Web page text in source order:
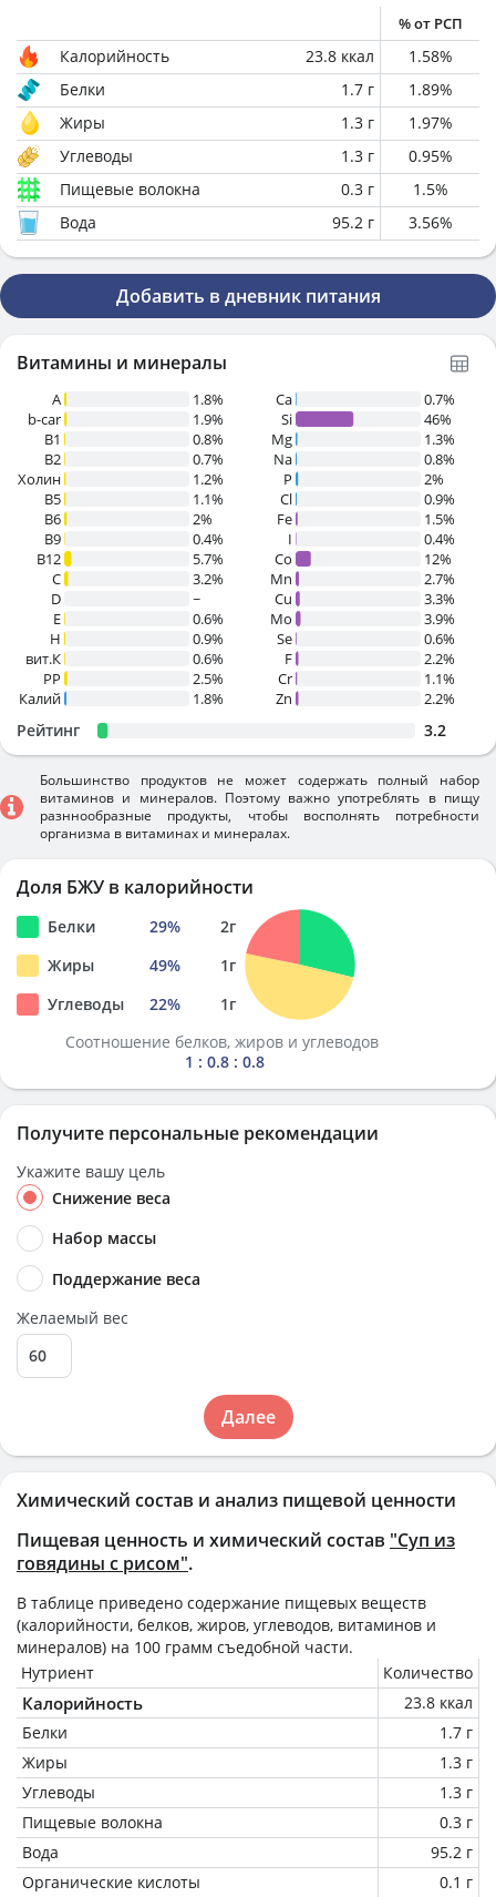
Химический состав и анализ пищевой ценности
Пищевая ценность и химический состав "Суп из
говядины с рисом".
В таблице приведено содержание пищевых веществ
(калорийности, белков, жиров, углеводов, витаминов и
минералов) на 100 грамм съедобной части.
Нутриент
Количество
Калорийность
23.8 ккал
Белки
1.7 г
Жиры
1.3 г
Углеводы
1.3 г
Пищевые волокна
0.3 г
Вода
95.2 г
Органические кислоты
0.1 г
% от РСП
Калорийность 23.8 ккал 1.58%
Белки
1.7 г 1.89%
Жиры
1.3 г 1.97%
Углеводы
1.3 г 0.95%
Пищевые волокна
0.3 г 1.5%
Вода
95.2 г 3.56%
Добавить в дневник питания
Витамины и минералы
A
1.8%
b-car
1.9%
В1
0.8%
B2
0.7%
Холин
1.2%
B5
1.1%
B6
2%
B9
0.4%
B12
5.7%
C
3.2%
D
~
E
0.6%
H
0.9%
вит.К
0.6%
PP
2.5%
Калий
1.8%
Ca
0.7%
Si
46%
Mg
1.3%
Na
0.8%
P
2%
Cl
0.9%
Fe
1.5%
I
0.4%
Co
12%
Mn
2.7%
Cu
3.3%
Mo
3.9%
Se
0.6%
F
2.2%
Cr
1.1%
Zn
2.2%
Рейтинг 3.2
Большинство продуктов не может содержать полный набор
витаминов и минералов. Поэтому важно употреблять в пищу
разннообразные продукты, чтобы восполнять потребности
организма в витаминах и минералах.
Доля БЖУ в калорийности
Белки 29% 2г
Жиры
49% 1г
Углеводы
22% 1г
Соотношение белков, жиров и углеводов
1 : 0.8 : 0.8
Получите персональные рекомендации
Укажите вашу цель
Снижение веса
Набор массы
Поддержание веса
Желаемый вес
Далее